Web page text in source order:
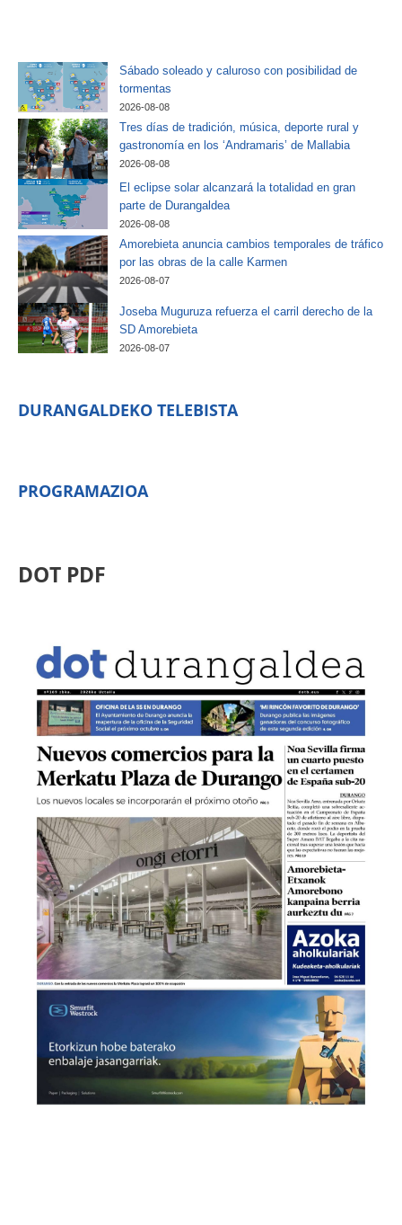
Sábado soleado y caluroso con posibilidad de
tormentas
2026-08-08
Tres días de tradición, música, deporte rural y
gastronomía en los ‘Andramaris’ de Mallabia
2026-08-08
El eclipse solar alcanzará la totalidad en gran
parte de Durangaldea
2026-08-08
Amorebieta anuncia cambios temporales de tráfico
por las obras de la calle Karmen
2026-08-07
Joseba Muguruza refuerza el carril derecho de la
SD Amorebieta
2026-08-07
DURANGALDEKO TELEBISTA
PROGRAMAZIOA
DOT PDF